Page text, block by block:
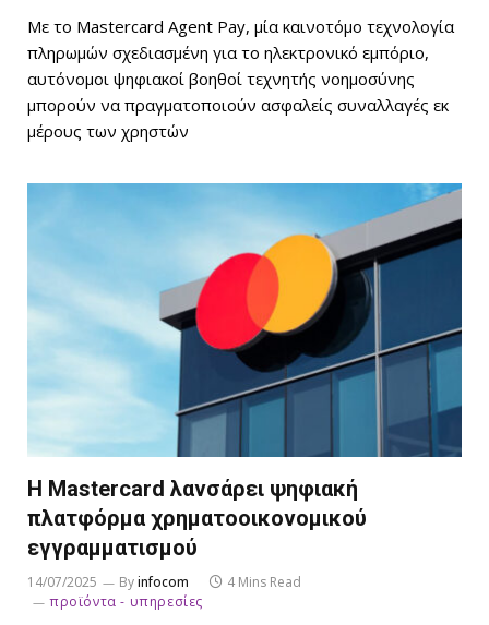
Με το Mastercard Agent Pay, μία καινοτόμο τεχνολογία
πληρωμών σχεδιασμένη για το ηλεκτρονικό εμπόριο,
αυτόνομοι ψηφιακοί βοηθοί τεχνητής νοημοσύνης
μπορούν να πραγματοποιούν ασφαλείς συναλλαγές εκ
μέρους των χρηστών
Η Mastercard λανσάρει ψηφιακή
πλατφόρμα χρηματοοικονομικού
εγγραμματισμού
14/07/2025 Byinfocom
4 Mins Read
προϊόντα - υπηρεσίες